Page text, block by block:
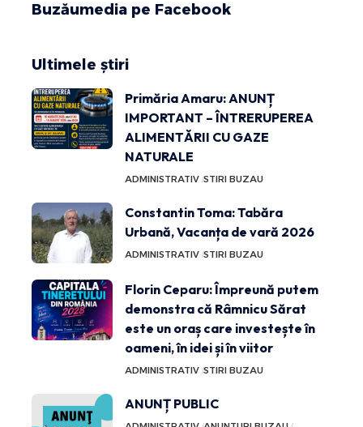
Buzăumedia pe Facebook
Ultimele știri
Primăria Amaru: ANUNȚ
IMPORTANT – ÎNTRERUPEREA
ALIMENTĂRII CU GAZE
NATURALE
ADMINISTRATIV STIRI BUZAU
Constantin Toma: Tabăra
Urbană, Vacanța de vară 2026
ADMINISTRATIV STIRI BUZAU
Florin Ceparu: Împreună putem
demonstra că Râmnicu Sărat
este un oraș care investește în
oameni, în idei și în viitor
ADMINISTRATIV STIRI BUZAU
ANUNȚ PUBLIC